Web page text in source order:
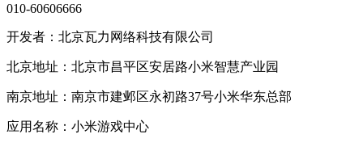
010-60606666
开发者：北京瓦力网络科技有限公司
北京地址：北京市昌平区安居路小米智慧产业园
南京地址：南京市建邺区永初路37号小米华东总部
应用名称：小米游戏中心